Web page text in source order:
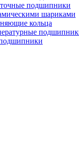
подшипники
шариками
кольца